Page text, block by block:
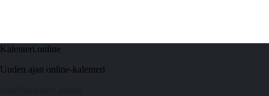
Kalenteri.online
Uuden ajan online-kalenteri